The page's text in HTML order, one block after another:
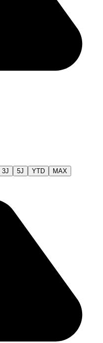
3J 5J YTD MAX